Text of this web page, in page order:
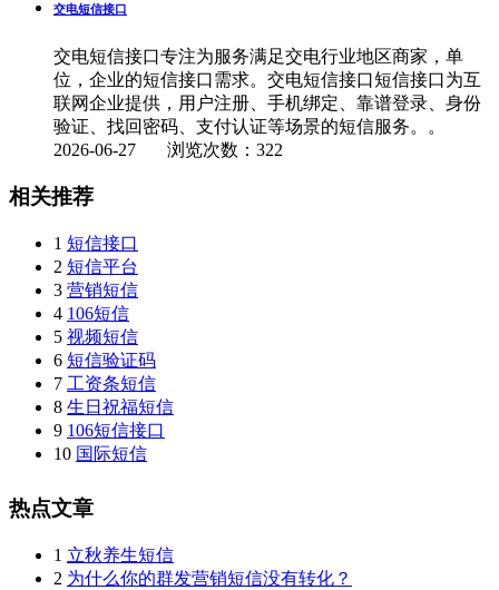
交电短信接口
交电短信接口专注为服务满足交电行业地区商家，单
位，企业的短信接口需求。交电短信接口短信接口为互
联网企业提供，用户注册、手机绑定、靠谱登录、身份
验证、找回密码、支付认证等场景的短信服务。。
2026-06-27 浏览次数：322
相关推荐
1 短信接口
2 短信平台
3 营销短信
4 106短信
5 视频短信
6 短信验证码
7 工资条短信
8 生日祝福短信
9 106短信接口
10 国际短信
热点文章
1 立秋养生短信
2 为什么你的群发营销短信没有转化？